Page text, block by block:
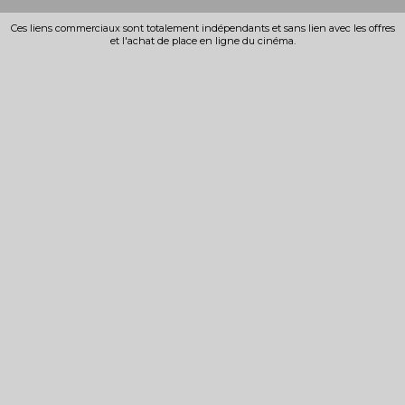
Ces liens commerciaux sont totalement indépendants et sans lien avec les offres
et l'achat de place en ligne du cinéma.